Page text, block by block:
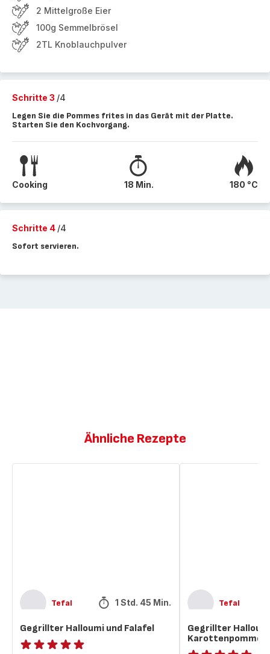
2 Mittelgroße Eier
100g Semmelbrösel
2TL Knoblauchpulver
Schritte 3 /4
Legen Sie die Pommes frites in das Gerät mit der Platte.
Starten Sie den Kochvorgang.
Cooking 18 Min. 180 °C
Schritte 4 /4
Sofort servieren.
Ähnliche Rezepte
Tefal 1 Std. 45 Min.
Gegrillter Halloumi und Falafel
Tefal
Gegrillter
Karottenpommes